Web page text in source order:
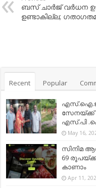
ബ​സ് ചാ​ർ​ജ് വ​ർ​ധ​ന
ഉണ്ടാകി​ല്ല;
Recent Popular
സേനയ്ക്ക്
എസ്.പി
May 16,
സിനിമ
69
കാണാം
Apr 11,